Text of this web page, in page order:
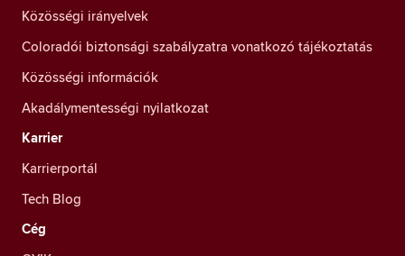
Közösségi irányelvek
Coloradói biztonsági szabályzatra vonatkozó tájékoztatás
Közösségi információk
Akadálymentességi nyilatkozat
Karrier
Karrierportál
Tech Blog
Cég